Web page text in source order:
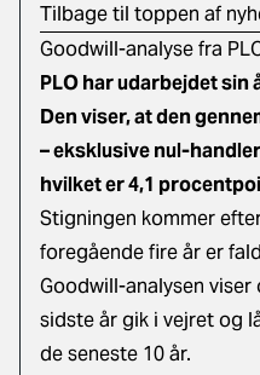
Tilbage til toppen af
Goodwill-analyse fra
PLO har udarbejdet
Den viser, at den
– eksklusive nul-
hvilket er 4,1
Stigningen kommer
foregående fire år er
Goodwill-analysen
sidste år gik i vejret og
de seneste 10 år.